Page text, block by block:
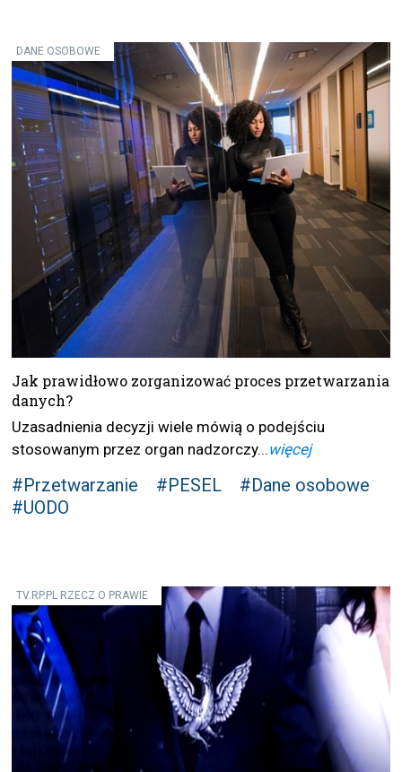
DANE OSOBOWE
Jak prawidłowo zorganizować proces przetwarzania
danych?
Uzasadnienia decyzji wiele mówią o podejściu
stosowanym przez organ nadzorczy...więcej
#Przetwarzanie #PESEL
#Dane osobowe
#UODO
TV.RP.PL RZECZ O PRAWIE